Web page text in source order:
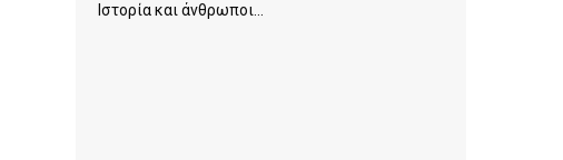
Ιστορία και άνθρωποι...